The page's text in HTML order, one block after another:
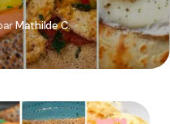
Mathilde C.